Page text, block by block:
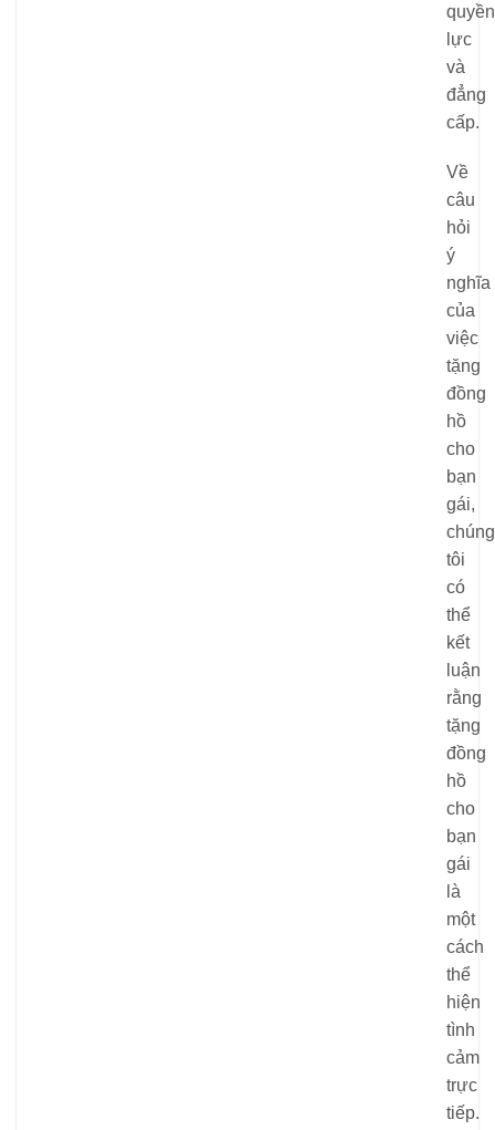
quyền
lực
và
đẳng
cấp.
Về
câu
hỏi
ý
nghĩa
của
việc
tặng
đồng
hồ
cho
bạn
gái,
chúng
tôi
có
thể
kết
luận
rằng
tặng
đồng
hồ
cho
bạn
gái
là
một
cách
thể
hiện
tình
cảm
trực
tiếp.